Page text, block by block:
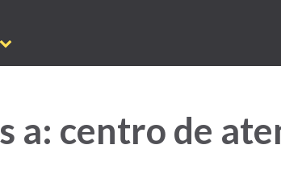
a: centro de